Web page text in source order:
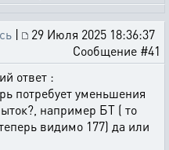
|
29 Июля 2025 18:36:37
Сообщение #41
ответ :
потребует уменьшения
например БТ ( то
видимо 177) да или